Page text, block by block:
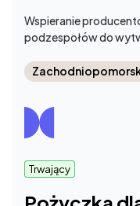
Wspieranie
podzespołów do
Trwający